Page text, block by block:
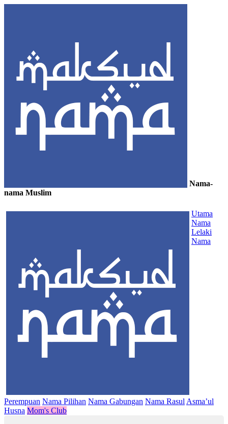
Nama-
nama Muslim
Utama
Nama
Lelaki
Nama
Perempuan Nama Pilihan Nama Gabungan Nama Rasul Asma’ul
Husna Mom's Club